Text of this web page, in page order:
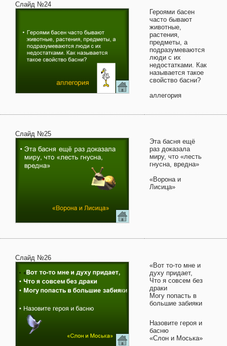
Слайд №24
Героями басен
часто бывают
животные,
растения,
предметы, а
подразумеваются
люди с их
недостатками. Как
называется такое
свойство басни?
аллегория
Слайд №25
Эта басня ещё
раз доказала
миру, что «лесть
гнусна, вредна»
«Ворона и
Лисица»
Слайд №26
«Вот то-то мне и
духу придает,
Что я совсем без
драки
Могу попасть в
большие забияки
Назовите героя и
басню
«Слон и Моська»